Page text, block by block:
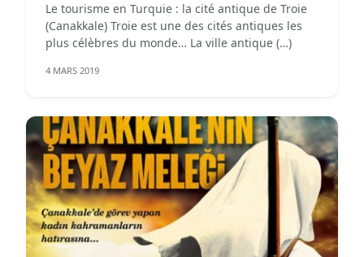
Le tourisme en Turquie : la cité antique de Troie
(Canakkale) Troie est une des cités antiques les
plus célèbres du monde… La ville antique (…)
4 MARS 2019